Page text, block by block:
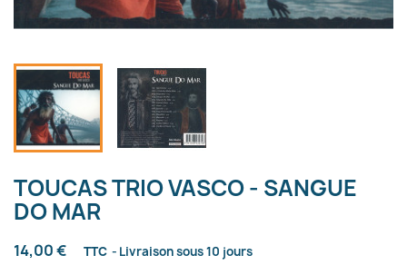
TOUCAS TRIO VASCO - SANGUE
DO MAR
14,00 € TTC Livraison sous 10 jours